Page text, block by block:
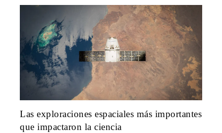
Las exploraciones espaciales más importantes
que impactaron la ciencia